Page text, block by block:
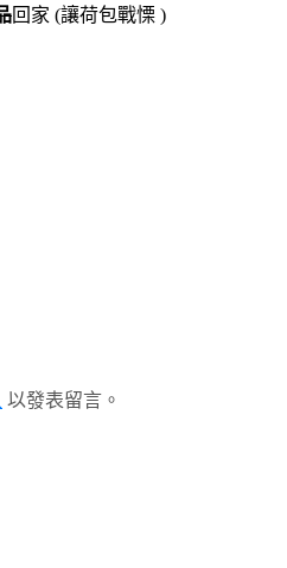
回家 (讓荷包戰慄 )
以發表留言。